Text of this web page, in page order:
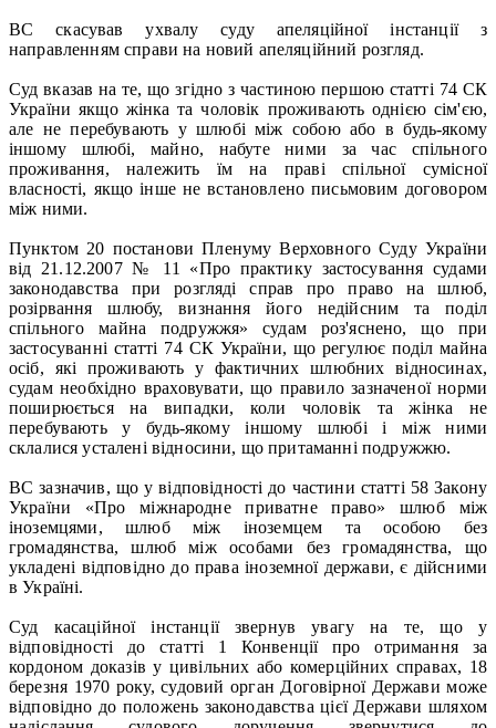
ВС скасував ухвалу суду апеляційної інстанції з
направленням справи на новий апеляційний розгляд.
Суд вказав на те, що згідно з частиною першою статті 74 СК
України якщо жінка та чоловік проживають однією сім'єю,
але не перебувають у шлюбі між собою або в будь-якому
іншому шлюбі, майно, набуте ними за час спільного
проживання, належить їм на праві спільної сумісної
власності, якщо інше не встановлено письмовим договором
між ними.
Пунктом 20 постанови Пленуму Верховного Суду України
від 21.12.2007 № 11 «Про практику застосування судами
законодавства при розгляді справ про право на шлюб,
розірвання шлюбу, визнання його недійсним та поділ
спільного майна подружжя» судам роз'яснено, що при
застосуванні статті 74 СК України, що регулює поділ майна
осіб, які проживають у фактичних шлюбних відносинах,
судам необхідно враховувати, що правило зазначеної норми
поширюється на випадки, коли чоловік та жінка не
перебувають у будь-якому іншому шлюбі і між ними
склалися усталені відносини, що притаманні подружжю.
ВС зазначив, що у відповідності до частини статті 58 Закону
України «Про міжнародне приватне право» шлюб між
іноземцями, шлюб між іноземцем та особою без
громадянства, шлюб між особами без громадянства, що
укладені відповідно до права іноземної держави, є дійсними
в Україні.
Суд касаційної інстанції звернув увагу на те, що у
відповідності до статті 1 Конвенції про отримання за
кордоном доказів у цивільних або комерційних справах, 18
березня 1970 року, судовий орган Договірної Держави може
відповідно до положень законодавства цієї Держави шляхом